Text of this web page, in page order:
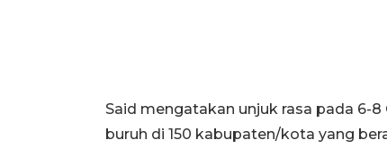
Said mengatakan unjuk rasa pada 6-
buruh di 150 kabupaten/kota yang